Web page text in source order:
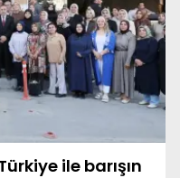
ile barışın